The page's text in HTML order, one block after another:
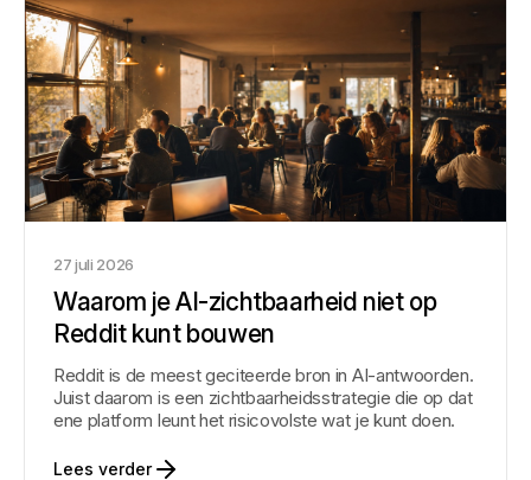
27 juli 2026
Waarom je AI-zichtbaarheid niet op
Reddit kunt bouwen
Reddit is de meest geciteerde bron in AI-antwoorden.
Juist daarom is een zichtbaarheidsstrategie die op dat
ene platform leunt het risicovolste wat je kunt doen.
Lees verder